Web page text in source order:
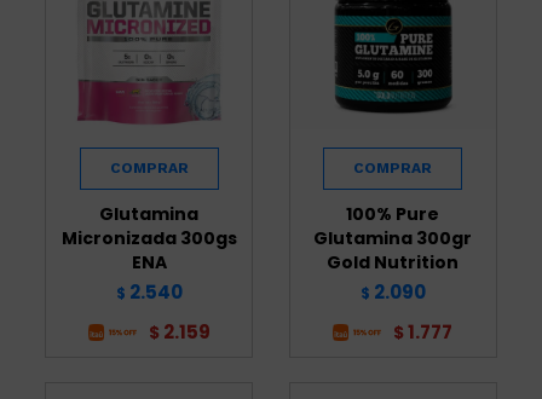
Glutamina
Micronizada 300gs
ENA
$ 2.540
$ 2.159
100% Pure
Glutamina 300gr
Gold Nutrition
$ 2.090
$ 1.777